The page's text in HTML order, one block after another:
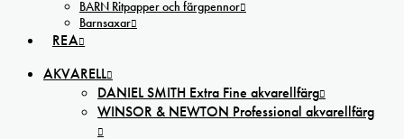
BARN Ritpapper och färgpennor
Barnsaxar
REA
AKVARELL
DANIEL SMITH Extra Fine akvarellfärg
WINSOR & NEWTON Professional akvarellfärg